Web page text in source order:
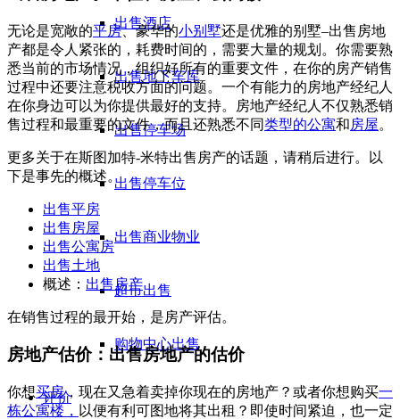
出售酒店
出售地下车库
出售停车场
出售停车位
出售商业物业
超市出售
购物中心出售
评价
无论是宽敞的平房、豪华的小别墅还是优雅的别墅–出售房地
产都是令人紧张的，耗费时间的，需要大量的规划。你需要熟
悉当前的市场情况，组织好所有的重要文件，在你的房产销售
过程中还要注意税收方面的问题。一个有能力的房地产经纪人
在你身边可以为你提供最好的支持。房地产经纪人不仅熟悉销
售过程和最重要的文件，而且还熟悉不同类型的公寓和房屋。
更多关于在斯图加特-米特出售房产的话题，请稍后进行。以
下是事先的概述。
出售平房
出售房屋
出售公寓房
出售土地
概述： 出售房产
在销售过程的最开始，是房产评估。
房地产估价：出售房地产的估价
你想买房，现在又急着卖掉你现在的房地产？或者你想购买一
栋公寓楼， 以便有利可图地将其出租？即使时间紧迫，也一定